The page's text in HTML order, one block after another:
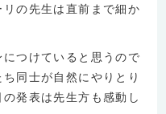
の先生は直前まで細か
つけていると思うので
同士が自然にやりとり
発表は先生方も感動し